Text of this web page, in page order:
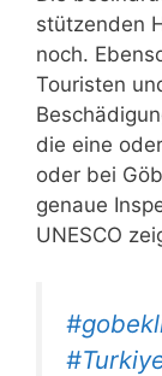
stützenden
noch.
Touristen
die eine
oder bei
genaue
UNESCO